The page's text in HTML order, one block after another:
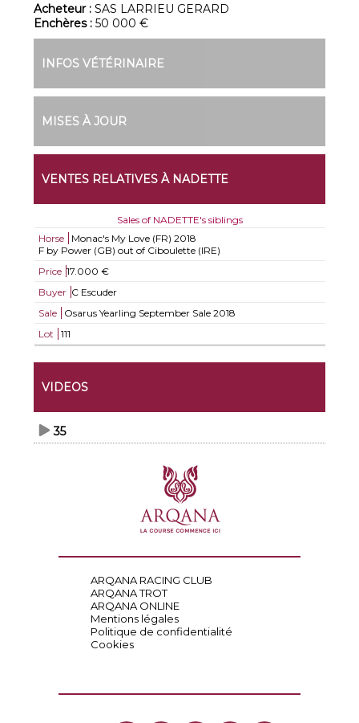
Acheteur :SAS LARRIEU GERARD
Enchères :50 000 €
INFOS VÉTÉRINAIRE
MISES À JOUR
VENTES RELATIVES À NADETTE
Sales of NADETTE's siblings
Horse
Monac's My Love (FR) 2018
F by Power (GB) out of Ciboulette (IRE)
Price 17.000 €
Buyer C Escuder
Sale
Osarus Yearling September Sale 2018
Lot
111
VIDEOS
35
ARQANA RACING CLUB
ARQANA TROT
ARQANA ONLINE
Mentions légales
Politique de confidentialité
Cookies